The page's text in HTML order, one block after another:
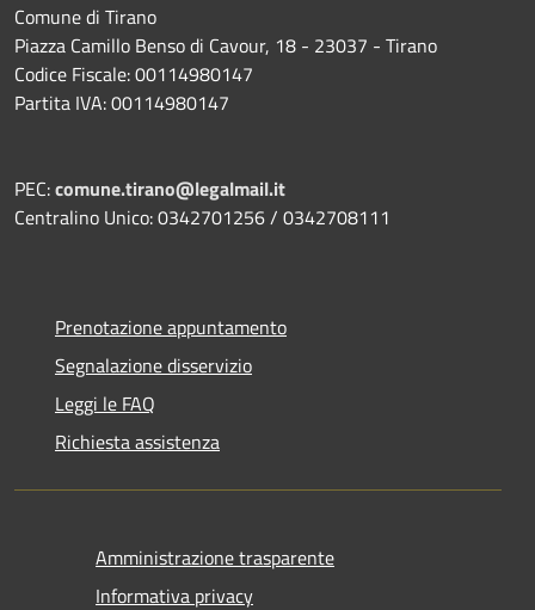
Comune di Tirano
Piazza Camillo Benso di Cavour, 18 - 23037 - Tirano
Codice Fiscale: 00114980147
Partita IVA: 00114980147
PEC:comune.tirano@legalmail.it
Centralino Unico: 0342701256 / 0342708111
Prenotazione appuntamento
Segnalazione disservizio
Leggi le FAQ
Richiesta assistenza
Amministrazione trasparente
Informativa privacy